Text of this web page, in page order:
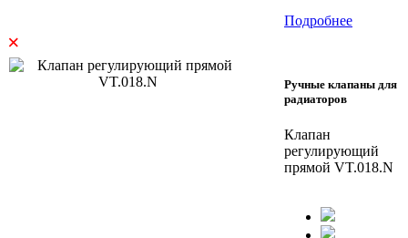
Подробнее
×
Ручные клапаны для
радиаторов
Клапан
регулирующий
прямой VT.018.N